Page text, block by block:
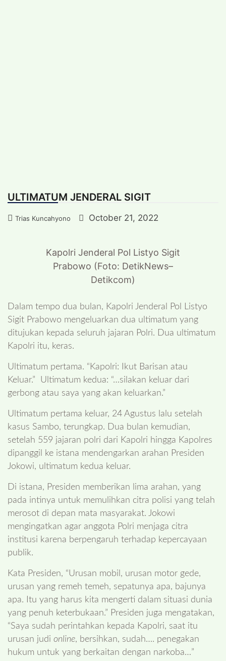
ULTIMATUM JENDERAL SIGIT
Trias Kuncahyono October 21, 2022
Kapolri Jenderal Pol Listyo Sigit
Prabowo (Foto: DetikNews–
Detikcom)
Dalam tempo dua bulan, Kapolri Jenderal Pol Listyo
Sigit Prabowo mengeluarkan dua ultimatum yang
ditujukan kepada seluruh jajaran Polri. Dua ultimatum
Kapolri itu, keras.
Ultimatum pertama. “Kapolri: Ikut Barisan atau
Keluar.” Ultimatum kedua: “…silakan keluar dari
gerbong atau saya yang akan keluarkan.”
Ultimatum pertama keluar, 24 Agustus lalu setelah
kasus Sambo, terungkap. Dua bulan kemudian,
setelah 559 jajaran polri dari Kapolri hingga Kapolres
dipanggil ke istana mendengarkan arahan Presiden
Jokowi, ultimatum kedua keluar.
Di istana, Presiden memberikan lima arahan, yang
pada intinya untuk memulihkan citra polisi yang telah
merosot di depan mata masyarakat. Jokowi
mengingatkan agar anggota Polri menjaga citra
institusi karena berpengaruh terhadap kepercayaan
publik.
Kata Presiden, “Urusan mobil, urusan motor gede,
urusan yang remeh temeh, sepatunya apa, bajunya
apa. Itu yang harus kita mengerti dalam situasi dunia
yang penuh keterbukaan.” Presiden juga mengatakan,
“Saya sudah perintahkan kepada Kapolri, saat itu
urusan judi online, bersihkan, sudah…. penegakan
hukum untuk yang berkaitan dengan narkoba…”